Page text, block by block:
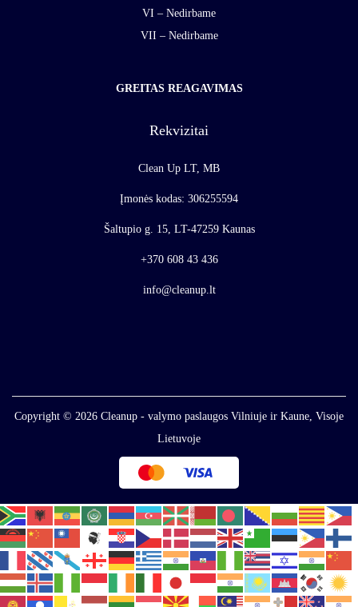
VI – Nedirbame
VII – Nedirbame
GREITAS REAGAVIMAS
Rekvizitai
Clean Up LT, MB
Įmonės kodas: 306255594
Šaltupio g. 15, LT-47259 Kaunas
+370 608 43 436
info@cleanup.lt
Copyright © 2026 Cleanup - valymo paslaugos Vilniuje ir Kaune, Visoje
Lietuvoje